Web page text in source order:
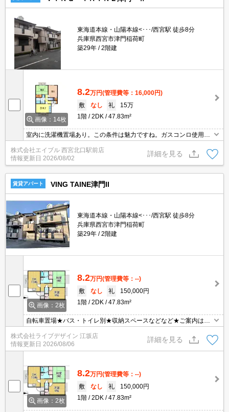
東海道本線・山陽本線<･･･/西宮駅 徒歩8分
兵庫県西宮市津門稲荷町
築29年
2階建
画像：14枚
8.2万円(管理費等：16,000円)
敷
なし 礼
15万
1階
2DK 47.83m²
室内に洗濯機置場あり。この条件は魅力ですね。ガスコンロ使用
可。お料理好きの方に。2沿線利用可能です。予約申込み受付致し
ます!。
株式会社エイブル 西宮北口駅前店
情報更新日 2026/08/02
詳細を見る
賃貸アパート VING TAINE津門II
東海道本線・山陽本線<･･･/西宮駅 徒歩8分
兵庫県西宮市津門稲荷町
築29年
2階建
画像：2枚
8.2万円(管理費等：--)
敷
なし 礼
150,000円
1階
2DK 47.83m²
自転車置場★バス・トイレ別★収納スペースなどなど★ご案内は
【現地】【最寄り駅】お待ち合わせＯＫ♪オンライン内見ＯＫ♪イン
ターネット掲載物件まとめてご案内可能！初期費用はクレジット分
割払いＯＫ♪【ピタットハウスJR尼崎駅南口店】
株式会社ライブデザイン 江坂店
情報更新日 2026/08/06
詳細を見る
画像：2枚
8.2万円(管理費等：--)
敷
なし 礼
150,000円
1階
2DK 47.83m²